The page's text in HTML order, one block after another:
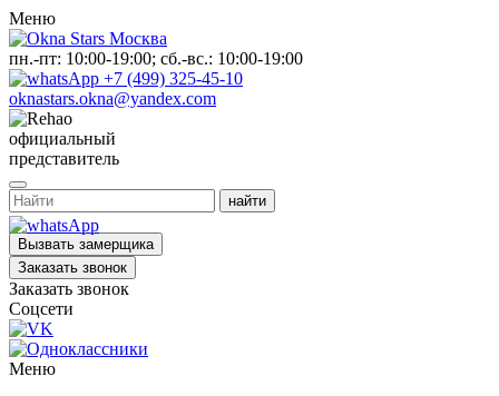
Меню
пн.-пт: 10:00-19:00; сб.-вс.: 10:00-19:00
+7 (499) 325-45-10
oknastars.okna@yandex.com
официальный
представитель
Вызвать замерщика
Заказать звонок
Заказать звонок
Соцсети
Меню